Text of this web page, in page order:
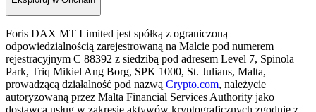
Foris DAX MT Limited jest spółką z ograniczoną
odpowiedzialnością zarejestrowaną na Malcie pod numerem
rejestracyjnym C 88392 z siedzibą pod adresem Level 7, Spinola
Park, Triq Mikiel Ang Borg, SPK 1000, St. Julians, Malta,
prowadzącą działalność pod nazwą Crypto.com, należycie
autoryzowaną przez Malta Financial Services Authority jako
dostawca usług w zakresie aktywów kryptograficznych zgodnie z